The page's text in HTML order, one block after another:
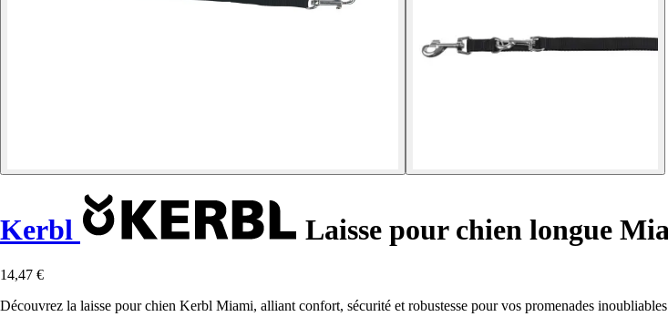
Kerbl Laisse pour chien longue
14,47 €
Découvrez la laisse pour chien Kerbl Miami, alliant confort, sécurité et robustesse pour vos promenades